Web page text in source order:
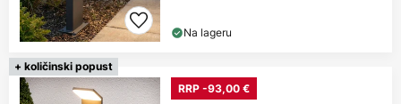
Na lageru
+ količinski popust
RRP -93,00 €